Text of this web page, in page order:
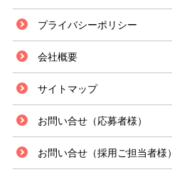
プライバシーポリシー
会社概要
サイトマップ
お問い合せ（応募者様）
お問い合せ（採用ご担当者様）